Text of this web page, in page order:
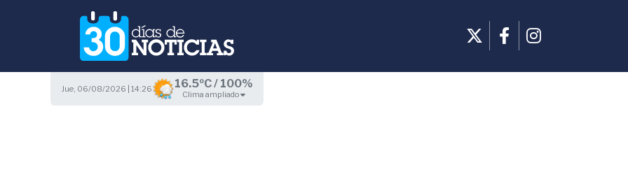
Jue, 06/08/2026 | 14:26 16.5ºC / 100%
Clima ampliado